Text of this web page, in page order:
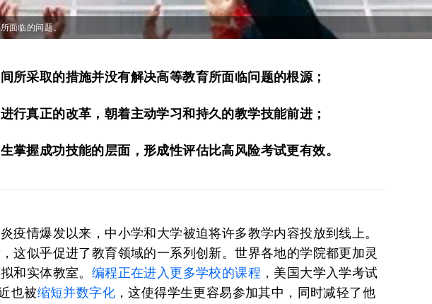
面临的问题。
所采取的措施并没有解决高等教育所面临问题的根源；
行真正的改革，朝着主动学习和持久的教学技能前进；
掌握成功技能的层面，形成性评估比高风险考试更有效。
疫情爆发以来，中小学和大学被迫将许多教学内容投放到线上。
这似乎促进了教育领域的一系列创新。世界各地的学院都更加灵
和实体教室。 编程正在进入更多学校的课程 ，美国大学入学考试
也被缩短并数字化 ，这使得学生更容易参加其中，同时减轻了他